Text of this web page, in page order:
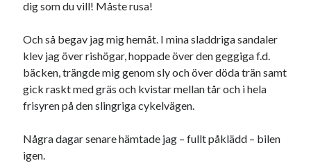
dig som du vill! Måste rusa!
Och så begav jag mig hemåt. I mina sladdriga sandaler
klev jag över rishögar, hoppade över den geggiga f.d.
bäcken, trängde mig genom sly och över döda trän samt
gick raskt med gräs och kvistar mellan tår och i hela
frisyren på den slingriga cykelvägen.
Några dagar senare hämtade jag – fullt påklädd – bilen
igen.